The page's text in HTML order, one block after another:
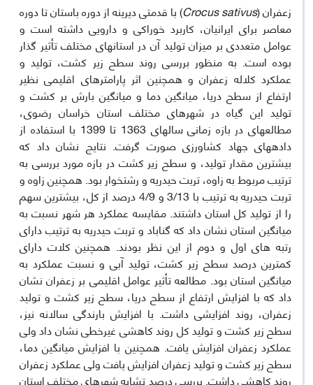
زعفران (Crocus sativus) با قدمتی دیرینه از دوره باستان تا دوره
معاصر برای ایرانیان، کاربرد خوراکی و دارویی داشته است و
عوامل متعددی بر میزان تولید آن در استان­های مختلف تأثیر گذار
بوده است. به منظور بررسی روند سطح زیر کشت، تولید و
عملکرد کلاله زعفران و همچنین اثر پارامترهای اقلیمی نظیر
ارتفاع از سطح دریا، میانگین دما و میانگین بارش بر کشت و
تولید این گیاه در شهرهای مختلف استان خراسان رضوی،
مطالعه­ای در بازه زمانی سال­های 1363 تا 1399 با استفاده از
داده­های جهاد کشاورزی صورت گرفت. نتایج نشان داد که
بیشترین مقدار تولید، و سطح زیر کشت در بازه مورد بررسی به
ترتیب مربوط به زاوه، تربت حیدریه و رشتخوار بود. همچنین زاوه و
تربت حیدریه به ترتیب با 3/13 و 4/9 درصد از کل، بیشترین سهم
را از تولید کل استان داشتند. مقایسه عملکرد هر شهر نسبت به
میانگین استان نشان داد که گناباد و تربت حیدریه به ترتیب دارای
رتبه های اول و دوم از این نظر بودند. همچنین کلات دارای
کمترین درصد سطح زیر کشت، تولید آبی و نسبت عملکرد به
میانگین استان بود. مطالعه تأثیر عوامل اقلیمی بر زعفران نشان
داد که با افزایش ارتفاع از سطح دریا، سطح زیر کشت و تولید
زعفران، روند افزایشی داشت. با افزایش بارندگی سالانه نیز،
سطح زیر کشت و تولید کل روند کاهشی غیرخطی نشان داد ولی
عملکرد زعفران افزایش یافت. همچنین با افزایش میانگین دما،
سطح زیر کشت و تولید زعفران افزایش یافت ولی عملکرد زعفران
روند کاهشی داشت. بررسی درصد تشابه شهرهای مختلف استان